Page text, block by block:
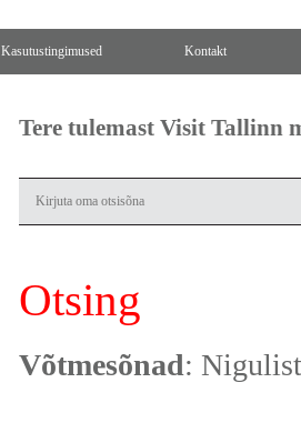
Kasutustingimused Kontakt
Tere tulemast Visit Tallinn
Otsing
Võtmesõnad: